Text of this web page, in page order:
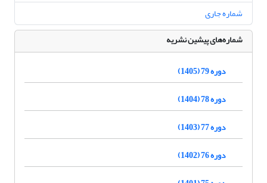
شماره جاری
شماره‌های پیشین نشریه
دوره 79 (1405)
دوره 78 (1404)
دوره 77 (1403)
دوره 76 (1402)